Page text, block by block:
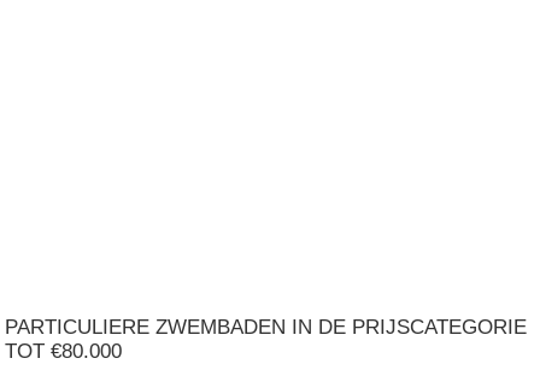
PARTICULIERE ZWEMBADEN IN DE PRIJSCATEGORIE
TOT €80.000